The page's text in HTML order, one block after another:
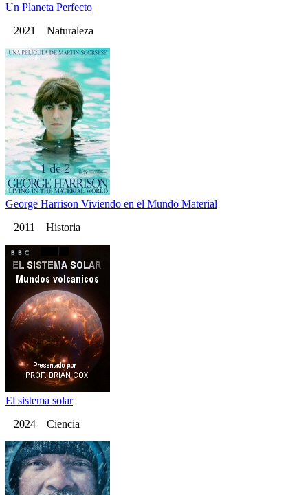
Un Planeta Perfecto
2021 Naturaleza
George Harrison Viviendo en el Mundo Material
2011 Historia
El sistema solar
2024 Ciencia